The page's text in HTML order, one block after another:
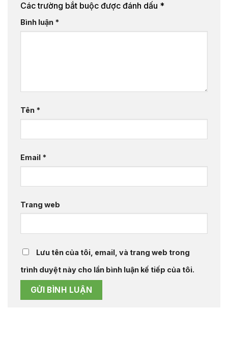
Các trường bắt buộc được đánh dấu *
Bình luận *
Tên *
Email *
Trang web
Lưu tên của tôi, email, và trang web trong
trình duyệt này cho lần bình luận kế tiếp của tôi.